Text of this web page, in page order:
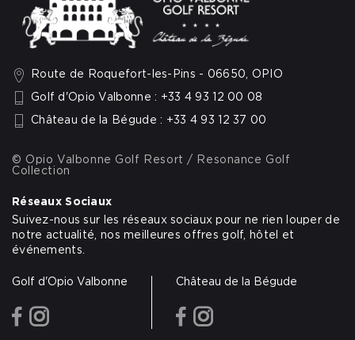
Route de Roquefort-les-Pins - 06650, OPIO
Golf d'Opio Valbonne : +33 4 93 12 00 08
Château de la Bégude : +33 4 93 12 37 00
© Opio Valbonne Golf Resort / Resonance Golf
Collection
Réseaux Sociaux
Suivez-nous sur les réseaux sociaux pour ne rien louper de
notre actualité, nos meilleures offres golf, hôtel et
événements.
Golf d'Opio Valbonne
facebook
Château de la Bégude
facebook